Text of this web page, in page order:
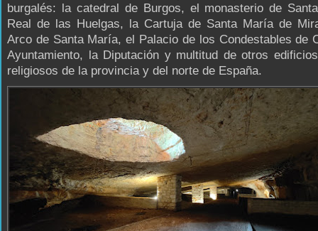
burgalés: la catedral de Burgos, el monasterio de
Real de las Huelgas, la Cartuja de Santa María de
Arco de Santa María, el Palacio de los Condestables de
Ayuntamiento, la Diputación y multitud de otros
religiosos de la provincia y del norte de España.